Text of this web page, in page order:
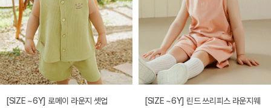
[SIZE ~6Y] 로메이 라운지 셋업
[SIZE ~6Y] 린드 쓰리피스 라운지웨